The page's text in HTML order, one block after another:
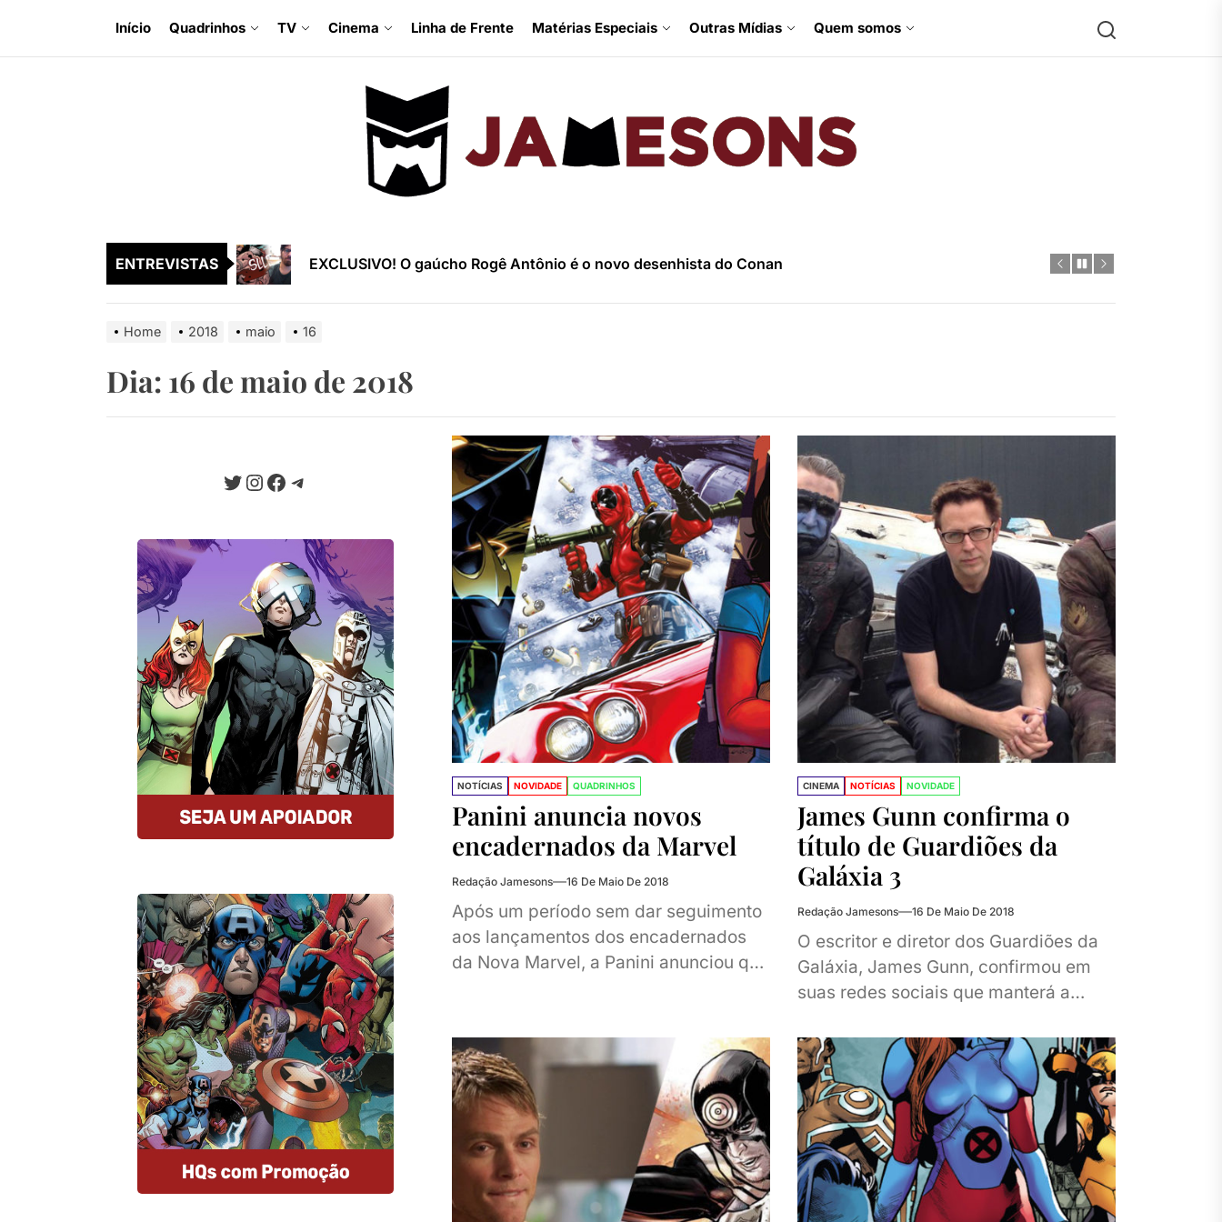
the
Início Quadrinhos TV Cinema Linha de Frente Matérias Especiais Outras Mídias Quem somos Search
ENTREVISTAS
EXCLUSIVO! O gaúcho Rogê Antônio é o novo desenhista do Conan
EXCLUSIVO! Rainbow Rowell fala sobre Fugitivos e a nova HQ da Mulher-Hulk
EXCLUSIVO! Entrevista com Luciano Vecchio, o argentino que tem levado diversidade para a Marvel
EXCLUSIVO! Sina Grace fala sobre Homem de Gelo e temática LGBT nas HQs
EXCLUSIVO! O gaúcho Rogê Antônio é o novo desenhista do Conan
EXCLUSIVO! Rainbow Rowell fala sobre Fugitivos e a nova HQ da Mulher-Hulk
EXCLUSIVO! Sina Grace fala sobre Homem de Gelo e temática LGBT nas HQs
EXCLUSIVO! Entrevista com Peter David, o maior escritor do Hulk e X-Factor
EXCLUSIVO! O gaúcho Rogê Antônio é o novo desenhista do Conan
Home 2018 maio 16
Dia: 16 de maio de 2018
NOTÍCIAS NOVIDADE QUADRINHOS
Panini anuncia novos
encadernados da Marvel
Redação Jamesons 16 De Maio De 2018
Após um período sem dar seguimento
aos lançamentos dos encadernados
da Nova Marvel, a Panini anunciou que
CINEMA NOTÍCIAS NOVIDADE
James Gunn confirma o
título de Guardiões da
Galáxia 3
Redação Jamesons 16 De Maio De 2018
O escritor e diretor dos Guardiões da
Galáxia, James Gunn, confirmou em
suas redes sociais que manterá a
título...
Twitter
Instagram
Facebook
Telegram
Seja um Apoiador
Somos um portal progressista que
traz diariamente informação e
opinião de credibilidade, sempre
combatendo o ódio e a fake news
da internet.
Quero Apoiar
Compre HQs
A Amazon oferece descontos
imperdíveis nas HQs e assinantes
Prime tem entrega gratuita e MUITO
rápida. E mais: comprando por esse
link, você estará nos ajudando.
Comprar